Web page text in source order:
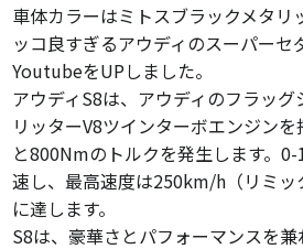
車体カラーはミトスブラックメタリ
ッコ良すぎるアウディのスーパーセ
YoutubeをUPしました。
アウディS8は、アウディのフラッ
リッターV8ツインターボエンジン
と800Nmのトルクを発生します。
速し、最高速度は250km/h（リミッ
に達します。
S8は、豪華さとパフォーマンスを